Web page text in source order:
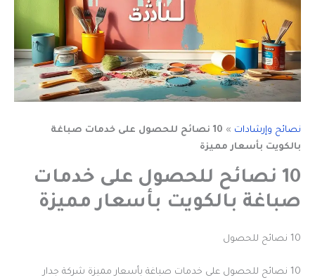
نصائح وإرشادات »
10 نصائح للحصول على خدمات صباغة
بالكويت بأسعار مميزة
10 نصائح للحصول على خدمات
صباغة بالكويت بأسعار مميزة
10 نصائح للحصول
10 نصائح للحصول على خدمات صباغة بأسعار مميزة شركة جدار